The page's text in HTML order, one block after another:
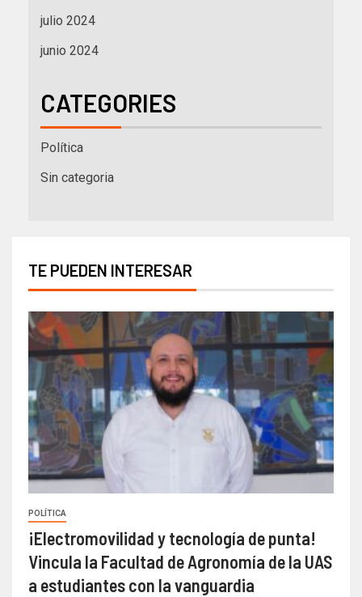
julio 2024
junio 2024
CATEGORIES
Política
Sin categoria
TE PUEDEN INTERESAR
POLÍTICA
¡Electromovilidad y tecnología de punta!
Vincula la Facultad de Agronomía de la UAS
a estudiantes con la vanguardia